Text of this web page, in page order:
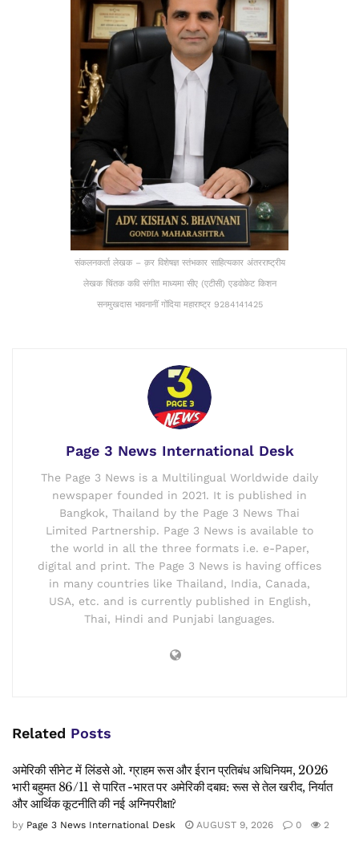
संकलनकर्ता लेखक – क़र विशेषज्ञ स्तंभकार साहित्यकार अंतरराष्ट्रीय
लेखक चिंतक कवि संगीत माध्यमा सीए (एटीसी) एडवोकेट किशन
सनमुखदास भावनानीं गोंदिया महाराष्ट्र 9284141425
Page 3 News International Desk
The Page 3 News is a Multilingual Worldwide daily
newspaper founded in 2021. It is published in
Bangkok, Thailand by the Page 3 News Thai
Limited Partnership. Page 3 News is available to
the world in all the three formats i.e. e-Paper,
digital and print. The Page 3 News is having offices
in many countries like Thailand, India, Canada,
USA, etc. and is currently published in English,
Thai, Hindi and Punjabi languages.
Related Posts
अमेरिकी सीनेट में लिंडसे ओ. ग्राहम रूस और ईरान प्रतिबंध अधिनियम, 2026
भारी बहुमत 86/11 से पारित -भारत पर अमेरिकी दबाव: रूस से तेल खरीद, निर्यात
और आर्थिक कूटनीति की नई अग्निपरीक्षा?
by Page 3 News International Desk AUGUST 9, 2026 0 2